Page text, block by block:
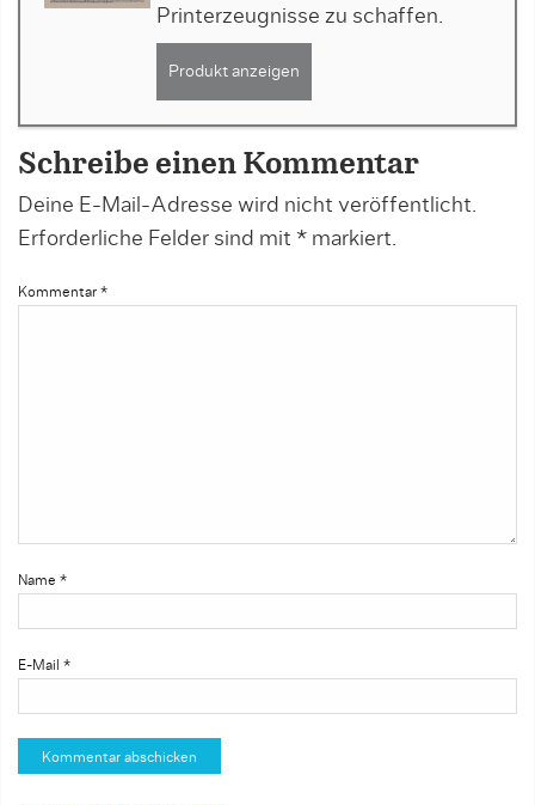
Printerzeugnisse zu schaffen.
Produkt anzeigen
Schreibe einen Kommentar
Deine E-Mail-Adresse wird nicht veröffentlicht.
Erforderliche Felder sind mit * markiert.
Kommentar *
Name *
E-Mail *